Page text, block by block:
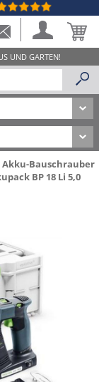
Akku-Bauschrauber
BP 18 Li 5,0